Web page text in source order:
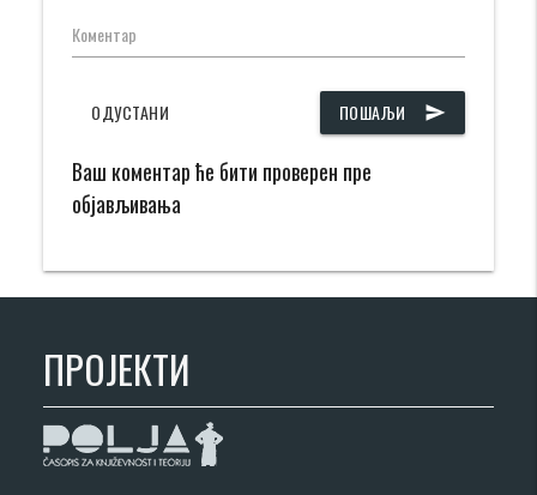
Коментар
ПОШАЉИ send
ОДУСТАНИ
Ваш коментар ће бити проверен пре
објављивања
ПРОЈЕКТИ